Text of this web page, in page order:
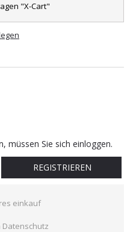
"X-Cart"
müssen Sie sich einloggen.
REGISTRIEREN
einkauf
Datenschutz